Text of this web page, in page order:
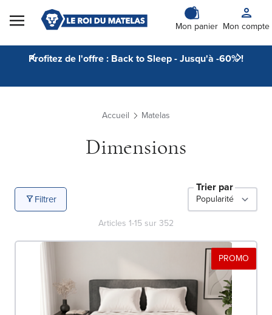
Skip to Content
Mon panier Mon compte
Profitez de l'offre : Back to Sleep - Jusqu'à -60% !
Accueil Matelas
Dimensions
Filtrer
Trier par
Articles 1-15 sur352
PROMO